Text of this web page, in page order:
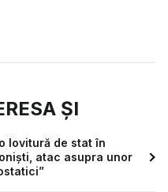
ȘI
lovitură de stat în
atac asupra unor